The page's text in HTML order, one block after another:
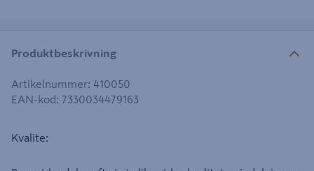
Produktbeskrivning
Artikelnummer: 410050
EAN-kod: 7330034479163
Kvalite: